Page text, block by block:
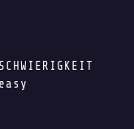
SCHWIERIGKEIT
easy